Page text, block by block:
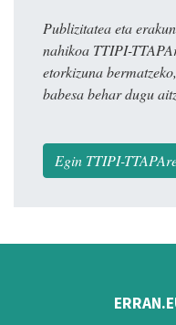
Publizitatea eta
nahikoa TTIPI-
etorkizuna
babesa behar dugu
Egin TTIPI-